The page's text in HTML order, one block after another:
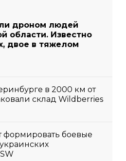
дроном людей
области. Известно
двое в тяжелом
в 2000 км от
склад Wildberries
формировать боевые